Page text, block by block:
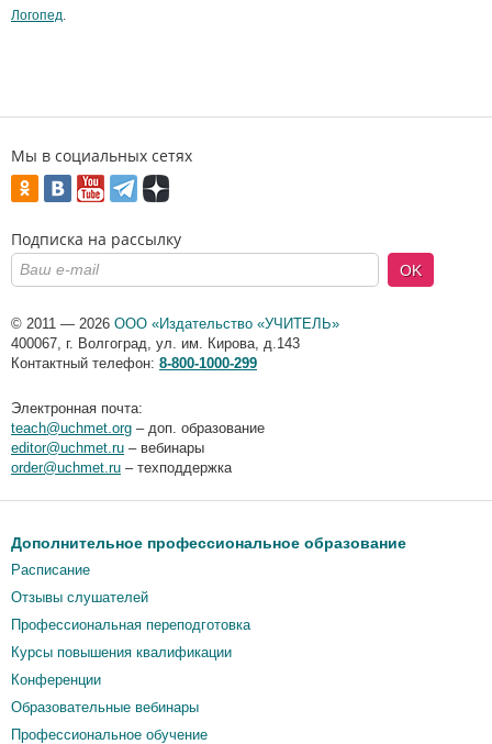
Логопед.
Мы в социальных сетях
Подписка на рассылку
OK
© 2011 — 2026 ООО «Издательство «УЧИТЕЛЬ»
400067, г. Волгоград, ул. им. Кирова, д.143
Контактный телефон: 8-800-1000-299
Электронная почта:
teach@uchmet.org – доп. образование
editor@uchmet.ru – вебинары
order@uchmet.ru – техподдержка
Дополнительное профессиональное образование
Расписание
Отзывы слушателей
Профессиональная переподготовка
Курсы повышения квалификации
Конференции
Образовательные вебинары
Профессиональное обучение